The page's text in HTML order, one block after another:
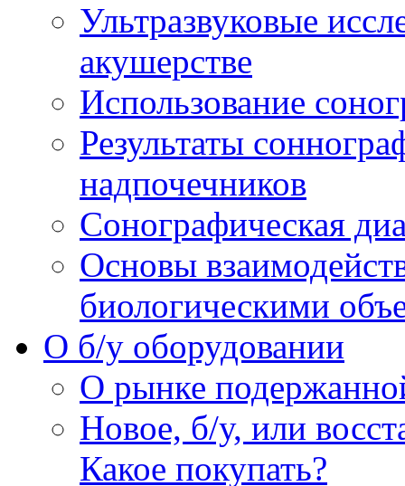
Ультразвуковые
акушерстве
Использование
Результаты
надпочечников
Сонографическая
Основы
биологическими
O б/у оборудовании
О рынке
Новое, б/у, или
Какое покупать?